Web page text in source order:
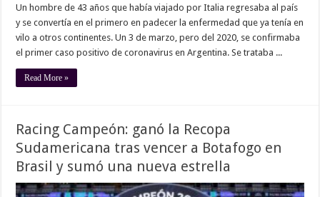
Un hombre de 43 años que había viajado por Italia regresaba al país
y se convertía en el primero en padecer la enfermedad que ya tenía en
vilo a otros continentes. Un 3 de marzo, pero del 2020, se confirmaba
el primer caso positivo de coronavirus en Argentina. Se trataba ...
Read More »
Racing Campeón: ganó la Recopa
Sudamericana tras vencer a Botafogo en
Brasil y sumó una nueva estrella